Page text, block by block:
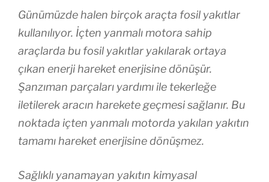
Günümüzde halen birçok araçta fosil yakıtlar
kullanılıyor. İçten yanmalı motora sahip
araçlarda bu fosil yakıtlar yakılarak ortaya
çıkan enerji hareket enerjisine dönüşür.
Şanzıman parçaları yardımı ile tekerleğe
iletilerek aracın harekete geçmesi sağlanır. Bu
noktada içten yanmalı motorda yakılan yakıtın
tamamı hareket enerjisine dönüşmez.
Sağlıklı yanamayan yakıtın kimyasal